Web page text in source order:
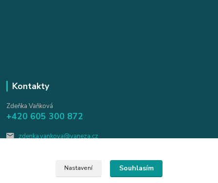
Kontakty
Zdeňka Vaňková
+420 605 300 872
zdenka.vankova@vaneza.cz
Nastavení Souhlasím